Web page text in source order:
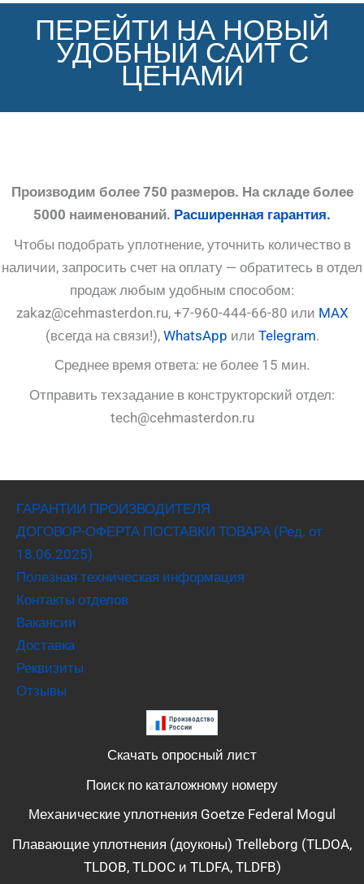
ПЕРЕЙТИ НА НОВЫЙ
УДОБНЫЙ САЙТ С
ЦЕНАМИ
Производим более 750 размеров. На складе более
5000 наименований. Расширенная гарантия.
Чтобы подобрать уплотнение, уточнить количество в
наличии, запросить счет на оплату — обратитесь в отдел
продаж любым удобным способом:
zakaz@cehmasterdon.ru, +7-960-444-66-80 или MAX
(всегда на связи!), WhatsApp или Telegram.
Среднее время ответа: не более 15 мин.
Отправить техзадание в конструкторский отдел:
tech@cehmasterdon.ru
ГАРАНТИИ ПРОИЗВОДИТЕЛЯ
ДОГОВОР-ОФЕРТА ПОСТАВКИ ТОВАРА (Ред. от
18.06.2025)
Полезная техническая информация
Контакты отделов
Вакансии
Доставка
Реквизиты
Отзывы
Скачать опросный лист
Поиск по каталожному номеру
Механические уплотнения Goetze Federal Mogul
Плавающие уплотнения (доуконы) Trelleborg (TLDOA,
TLDOB, TLDOC и TLDFA, TLDFB)